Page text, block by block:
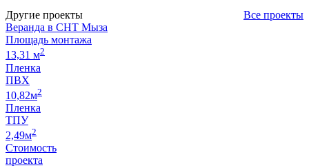
Другие проекты
Все проекты
Веранда в СНТ Мыза
Площадь монтажа
13,31 м2
Пленка
ПВХ
10,82м2
Пленка
ТПУ
2,49м2
Стоимость
проекта